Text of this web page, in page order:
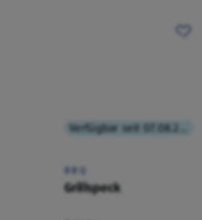
BBQ
Grillspeck